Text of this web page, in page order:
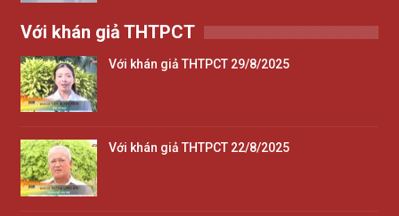
Với khán giả THTPCT
Với khán giả THTPCT 29/8/2025
Với khán giả THTPCT 22/8/2025